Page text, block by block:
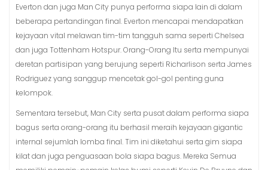
Everton dan juga Man City punya performa siapa lain di dalam
beberapa pertandingan final. Everton mencapai mendapatkan
kejayaan vital melawan tim-tim tangguh sama seperti Chelsea
dan juga Tottenham Hotspur. Orang-Orang Itu serta mempunyai
deretan partisipan yang berujung seperti Richarlison serta James
Rodriguez yang sanggup mencetak gol-gol penting guna
kelompok.
Sementara tersebut, Man City serta pusat dalam performa siapa
bagus serta orang-orang itu berhasil meraih kejayaan gigantic
internal sejumlah lomba final. Tim ini diketahui serta gim siapa
kilat dan juga penguasaan bola siapa bagus. Mereka Semua